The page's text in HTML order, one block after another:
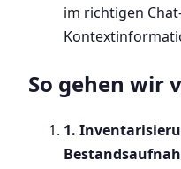
im richtigen
So gehen wir
1.